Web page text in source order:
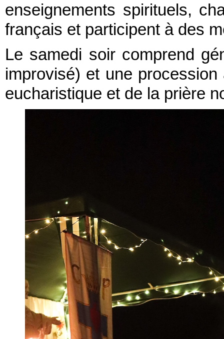
enseignements spirituels,
français et participent à des
Le samedi soir comprend
improvisé) et une
eucharistique et de la prière